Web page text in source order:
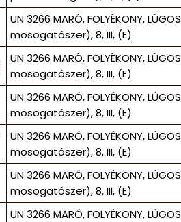
UN 3266 MARÓ, FOLYÉKONY,
mosogatószer), 8, III, (E)
UN 3266 MARÓ, FOLYÉKONY,
mosogatószer), 8, III, (E)
UN 3266 MARÓ, FOLYÉKONY,
mosogatószer), 8, III, (E)
UN 3266 MARÓ, FOLYÉKONY,
mosogatószer), 8, III, (E)
UN 3266 MARÓ, FOLYÉKONY,
mosogatószer), 8, III, (E)
UN 3266 MARÓ, FOLYÉKONY,